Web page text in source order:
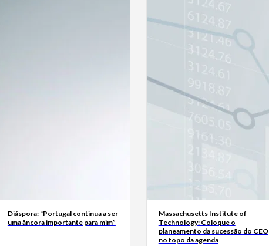
Diáspora: “Portugal continua a ser
uma âncora importante para mim”
Massachusetts Institute of
Technology: Coloque o
planeamento da sucessão do CEO
no topo da agenda